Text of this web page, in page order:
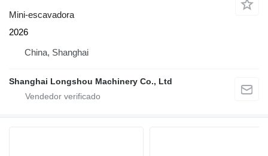
Mini-escavadora
2026
China, Shanghai
Shanghai Longshou Machinery Co., Ltd